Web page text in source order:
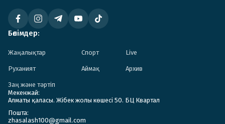
Бөлімдер:
Жаңалықтар Спорт Live
Руханият Аймақ Архив
Заң және тәртіп
Мекенжай:
Алматы қаласы. Жібек жолы көшесі 50. БЦ Квартал
Пошта:
zhasalash100@gmail.com